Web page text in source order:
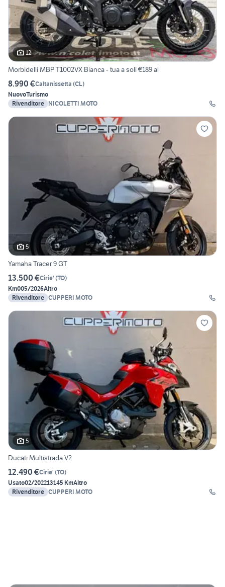
12
Morbidelli MBP T1002VX Bianca - tua a soli €189 al
8.990 €Caltanissetta (CL)
NuovoTurismo
Rivenditore NICOLETTI MOTO
5
Yamaha Tracer 9 GT
13.500 €Cirie' (TO)
Km005/2026Altro
Rivenditore CUPPERI MOTO
5
Ducati Multistrada V2
12.490 €Cirie' (TO)
Usato02/202213145 KmAltro
Rivenditore CUPPERI MOTO